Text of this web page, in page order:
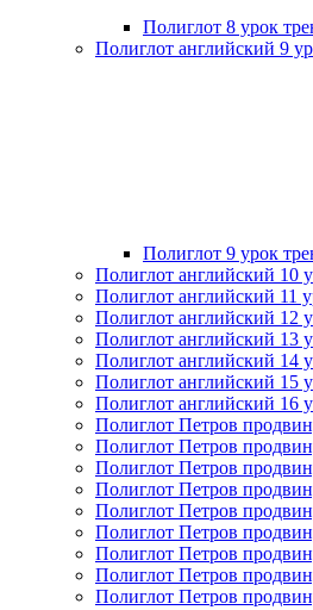
Полиглот 8 урок
Полиглот английский 9
Полиглот 9 урок
Полиглот английский 10
Полиглот английский 11
Полиглот английский 12
Полиглот английский 13
Полиглот английский 14
Полиглот английский 15
Полиглот английский 16
Полиглот Петров
Полиглот Петров
Полиглот Петров
Полиглот Петров
Полиглот Петров
Полиглот Петров
Полиглот Петров
Полиглот Петров
Полиглот Петров